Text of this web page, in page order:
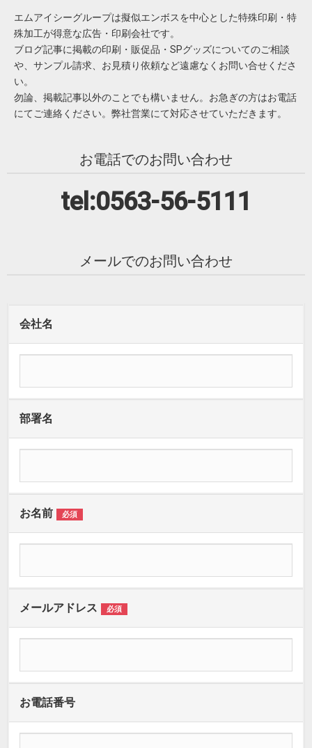
エムアイシーグループは擬似エンボスを中心とした特殊印刷・特
殊加工が得意な広告・印刷会社です。
ブログ記事に掲載の印刷・販促品・SPグッズについてのご相談
や、サンプル請求、お見積り依頼など遠慮なくお問い合せくださ
い。
勿論、掲載記事以外のことでも構いません。お急ぎの方はお電話
にてご連絡ください。弊社営業にて対応させていただきます。
お電話でのお問い合わせ
tel:0563-56-5111
メールでのお問い合わせ
会社名
部署名
お名前 必須
メールアドレス 必須
お電話番号